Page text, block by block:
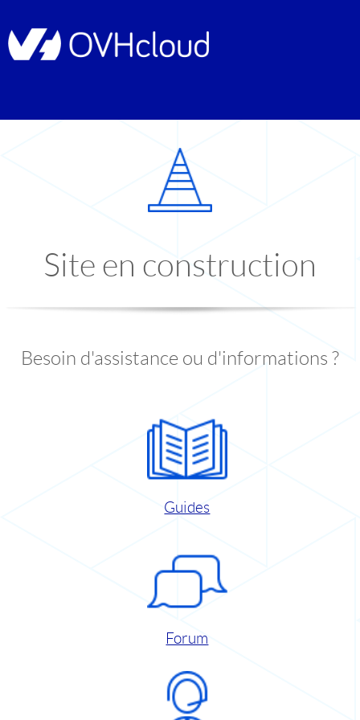
Site en construction
Besoin d'assistance ou d'informations ?
Guides
Forum